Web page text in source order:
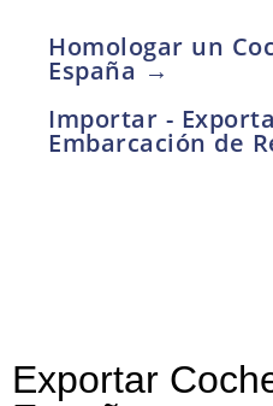
Homologar un
España →
Importar -
Embarcación de
Exportar